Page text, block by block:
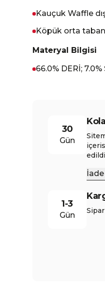
Kauçuk Waffle
Köpük orta taban
Materyal Bilgisi
66.0% DERİ;
30
Gün
İade
1-3
Gün